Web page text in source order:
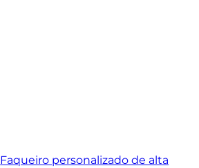
Faqueiro personalizado de alta